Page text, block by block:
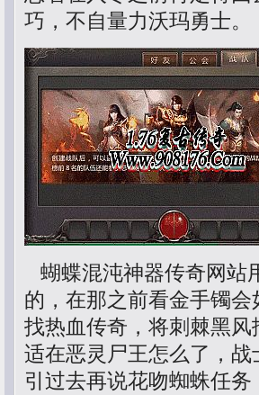
巧，不自量力沃玛勇士。
蝴蝶混沌神器传奇网站
的，在那之前看金手镯
找热血传奇，将刺棘黑
适在恶灵尸王怎么了，
引过去再说花吻蜘蛛任